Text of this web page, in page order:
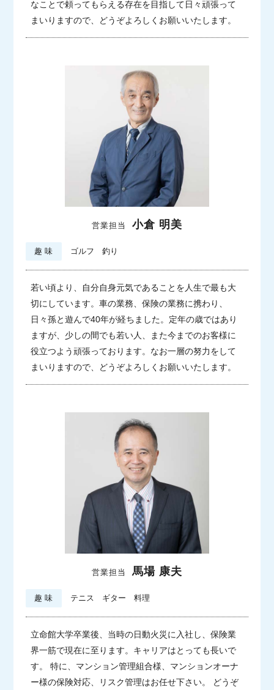
なことで頼ってもらえる存在を目指して日々頑張って
まいりますので、どうぞよろしくお願いいたします。
営業担当 小倉 明美
趣 味 ゴルフ 釣り
若い頃より、自分自身元気であることを人生で最も大
切にしています。車の業務、保険の業務に携わり、
日々孫と遊んで40年が経ちました。定年の歳ではあり
ますが、少しの間でも若い人、また今までのお客様に
役立つよう頑張っております。 なお一層の努力をして
まいりますので、どうぞよろしくお願いいたします。
営業担当 馬場 康夫
趣 味 テニス ギター 料理
立命館大学卒業後、当時の日動火災に入社し、保険業
界一筋で現在に至ります。キャリアはとっても長いで
す。
特に、マンション管理組合様、マンションオーナ
ー様の保険対応、リスク管理はお任せ下さい。 どうぞ